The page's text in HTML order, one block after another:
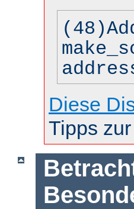
Diese
Tipps